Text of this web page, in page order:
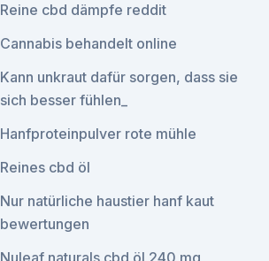
Reine cbd dämpfe reddit
Cannabis behandelt online
Kann unkraut dafür sorgen, dass sie
sich besser fühlen_
Hanfproteinpulver rote mühle
Reines cbd öl
Nur natürliche haustier hanf kaut
bewertungen
Nuleaf naturals cbd öl 240 mg